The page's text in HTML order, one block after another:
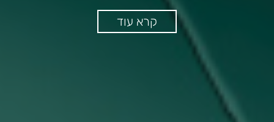
קרא עוד